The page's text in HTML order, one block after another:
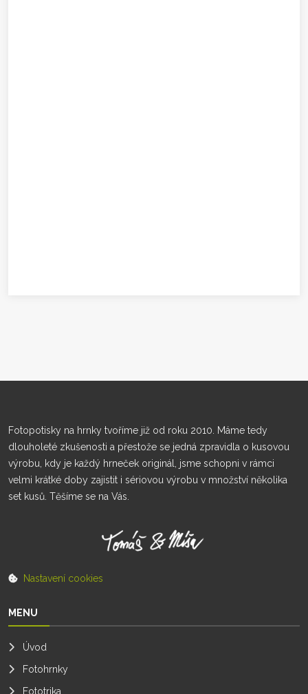
Fotopotisky na hrnky tvoříme již od roku 2010. Máme tedy
dlouholeté zkušenosti a přestože se jedná zpravidla o kusovou
výrobu, kdy je každý hrneček originál, jsme schopni v rámci
velmi krátké doby zajistit i sériovou výrobu v množství několika
set kusů. Těšíme se na Vás.
Nastavení cookies
MENU
Úvod
Fotohrnky
Fototrika